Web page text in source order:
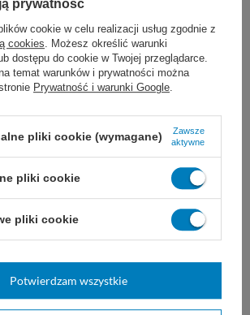
wstrząsnąć zbiornik,
na środku pomieszczenia,
wynosi ok. 1 sekundę - taki "jeden
na pokrycie zapachem ok. 200
środka na osoby i zwierzęta,
małych pomieszczeń, np 20 m³
w maseczce filtrującej.
produktu
Zapach
Pojemność
600 ml
prywatność
cookie w celu realizacji usług zgodnie z
cookies. Możesz określić warunki
dostępu do cookie w Twojej przeglądarce.
temat warunków i prywatności można
Prywatność i warunki Google.
pliki cookie (wymagane)
Zawsze
aktywne
pliki cookie
pliki cookie
Potwierdzam wszystkie